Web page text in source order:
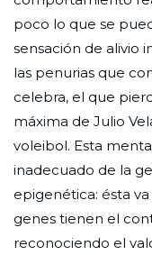
poco lo que se
sensación de alivio
las penurias que
celebra, el que
máxima de Julio
voleibol. Esta
inadecuado de la
epigenética: ésta
genes tienen el
reconociendo el